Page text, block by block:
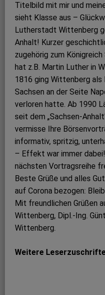
Titelbild mit mir und
sieht Klasse aus –
Lutherstadt Wittenberg
Anhalt! Kurzer
zugehörig zum
hat z.B. Martin Luther in
1816 ging Wittenberg als
Sachsen an der Seite
verloren hatte. Ab 1990
seit dem „Sachsen-
vermisse Ihre
informativ, spritzig,
– Effekt war immer
nächsten Vortragsreihe
Beste Grüße und alles
auf Corona bezogen:
Mit freundlichen Grüßen
Wittenberg, Dipl.-Ing.
Wittenberg.
Weitere